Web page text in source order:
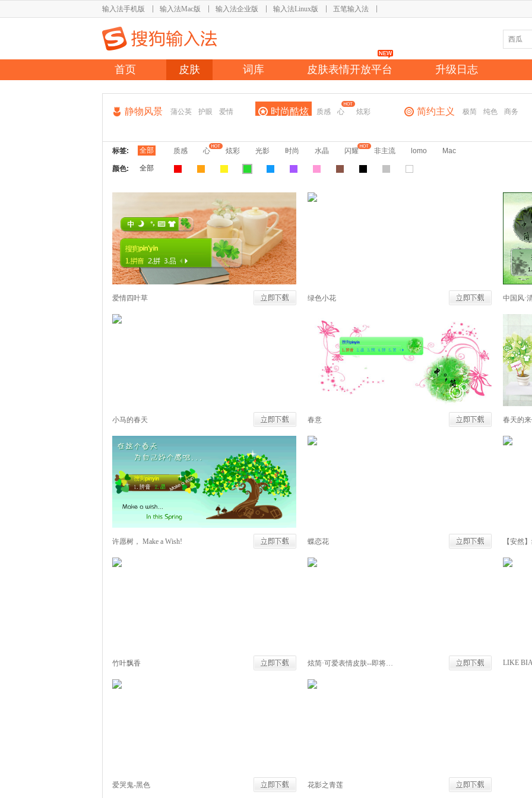
输入法手机版 输入法Mac版 输入法企业版 输入法Linux版 五笔输入法
首页 皮肤 词库 皮肤表情开放平台 升级日志
静物风景 蒲公英 护眼 爱情 时尚酷炫 质感 心 炫彩 简约主义 极简 纯色 商务
标签: 全部 质感 心 炫彩 光影 时尚 水晶 闪耀 非主流 lomo Mac
颜色: 全部
爱情四叶草 绿色小花 中国风·
小马的春天 春意 春天的
许愿树， Make a Wish! 蝶恋花 【安然
竹叶飘香 炫简·可爱表情皮肤--即将开学 LIKE
爱哭鬼-黑色 花影之青莲